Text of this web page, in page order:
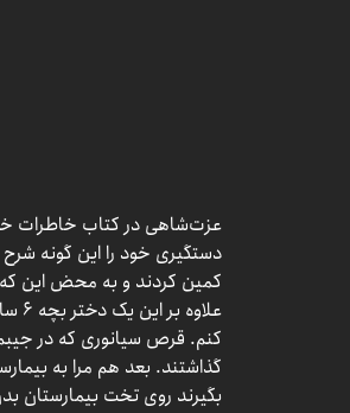
عزت‌شاهی در کتاب خاطرات
دستگیری خود را این گونه
کمین کردند و به محض این که
کنم. قرص سیانوری که در جیبم
گذاشتند. بعد هم مرا به
بگیرند روی تخت بیمارستان